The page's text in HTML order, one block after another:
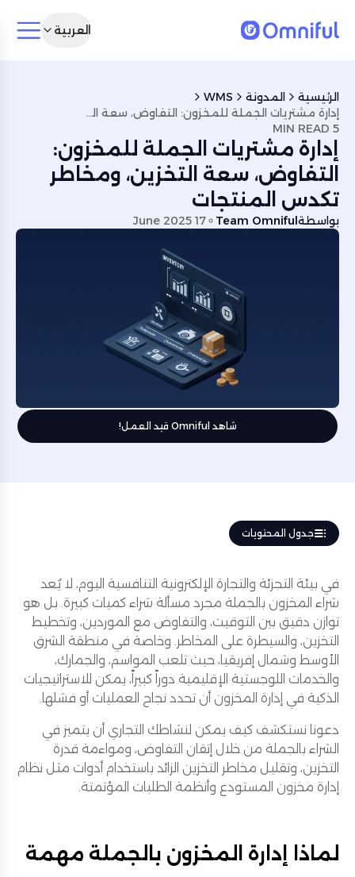
العربية
الرئيسية المدونة
WMS
إدارة مشتريات الجملة للمخزون: التفاوض، سعة التخزين، ومخاطر تكدس المنتجات
5 MIN READ
إدارة مشتريات الجملة للمخزون:
التفاوض، سعة التخزين، ومخاطر
تكدس المنتجات
بواسطةTeam Omniful
17 June 2025
شاهد Omniful قيد العمل!
جدول المحتويات
في بيئة التجزئة والتجارة الإلكترونية التنافسية اليوم، لا يُعد
شراء المخزون بالجملة مجرد مسألة شراء كميات كبيرة. بل هو
توازن دقيق بين التوقيت، والتفاوض مع الموردين، وتخطيط
التخزين، والسيطرة على المخاطر. وخاصة في منطقة الشرق
الأوسط وشمال إفريقيا، حيث تلعب المواسم، والجمارك،
والخدمات اللوجستية الإقليمية دوراً كبيراً، يمكن للاستراتيجيات
الذكية في إدارة المخزون أن تحدد نجاح العمليات أو فشلها.
دعونا نستكشف كيف يمكن لنشاطك التجاري أن يتميز في
الشراء بالجملة من خلال إتقان التفاوض، ومواءمة قدرة
التخزين، وتقليل مخاطر التخزين الزائد باستخدام أدوات مثل نظام
إدارة مخزون المستودع وأنظمة الطلبات المؤتمتة.
لماذا إدارة المخزون بالجملة مهمة